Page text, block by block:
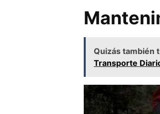
Quizás también
Transporte